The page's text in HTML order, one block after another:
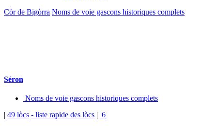
Còr de Bigòrra Noms de voie gascons historiques complets
Séron
Noms de voie gascons historiques complets
| 49 lòcs - liste rapide des lòcs | 6